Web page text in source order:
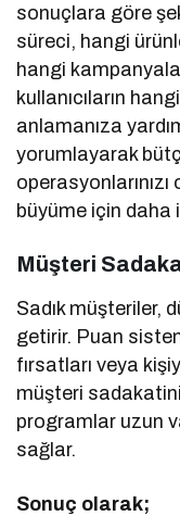
sonuçlara göre
süreci, hangi
hangi
kullanıcıların
anlamanıza
yorumlayarak
büyüme için daha
Müşteri
Sadık müşteriler,
getirir. Puan
fırsatları veya
müşteri
programlar uzun
sağlar.
Sonuç olarak;